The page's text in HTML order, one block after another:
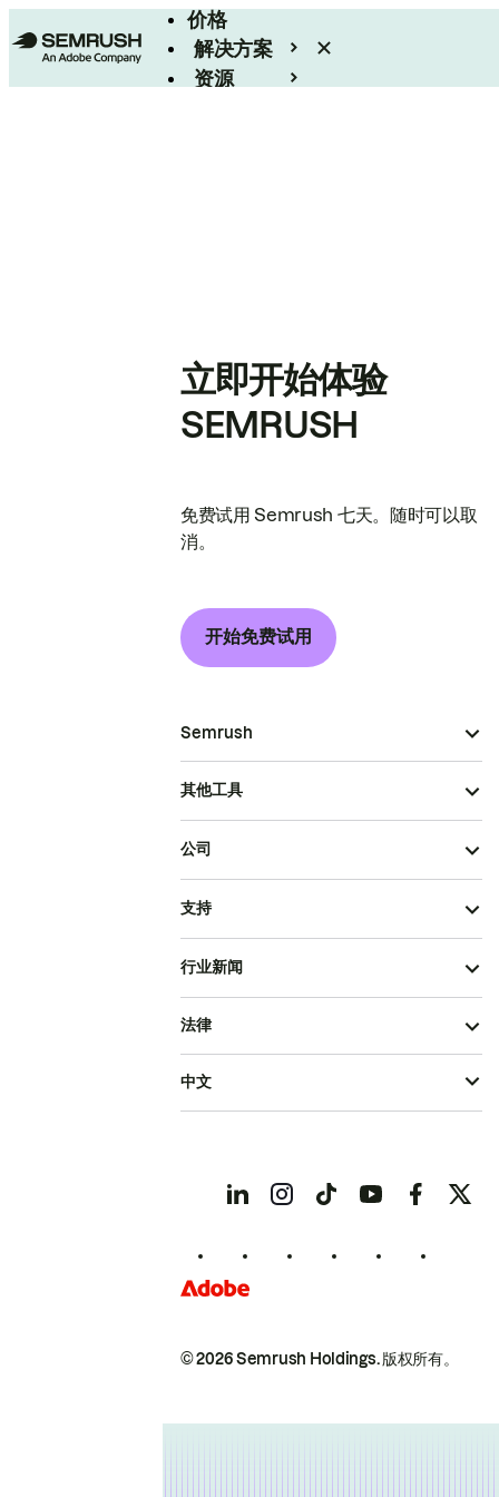
价格
解决方案
资源
立即开始体验
SEMRUSH
免费试用 Semrush 七天。随时可以取
消。
开始免费试用
Semrush
其他工具
公司
支持
行业新闻
© 2026 Semrush Holdings.版权所有。
法律
中文